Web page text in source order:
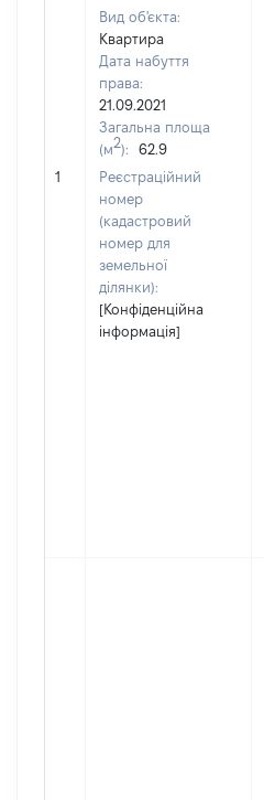
1
Вид об'єкта:
Квартира
Дата набуття
права:
21.09.2021
Загальна площа
(м2):
62.9
Реєстраційний
номер
(кадастровий
номер для
земельної
ділянки):
[Конфіденційна
інформація]